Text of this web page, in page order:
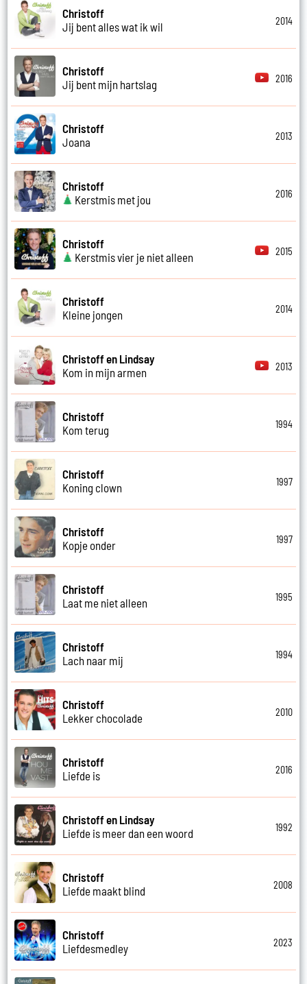
Christoff
Jij bent alles wat ik wil
2014
Christoff
Jij bent mijn hartslag
2016
Christoff
Joana
2013
Christoff
Kerstmis met jou
2016
Christoff
Kerstmis vier je niet alleen
2015
Christoff
Kleine jongen
2014
Christoff en Lindsay
Kom in mijn armen
2013
Christoff
Kom terug
1994
Christoff
Koning clown
1997
Christoff
Kopje onder
1997
Christoff
Laat me niet alleen
1995
Christoff
Lach naar mij
1994
Christoff
Lekker chocolade
2010
Christoff
Liefde is
2016
Christoff en Lindsay
Liefde is meer dan een woord
1992
Christoff
Liefde maakt blind
2008
Christoff
Liefdesmedley
2023